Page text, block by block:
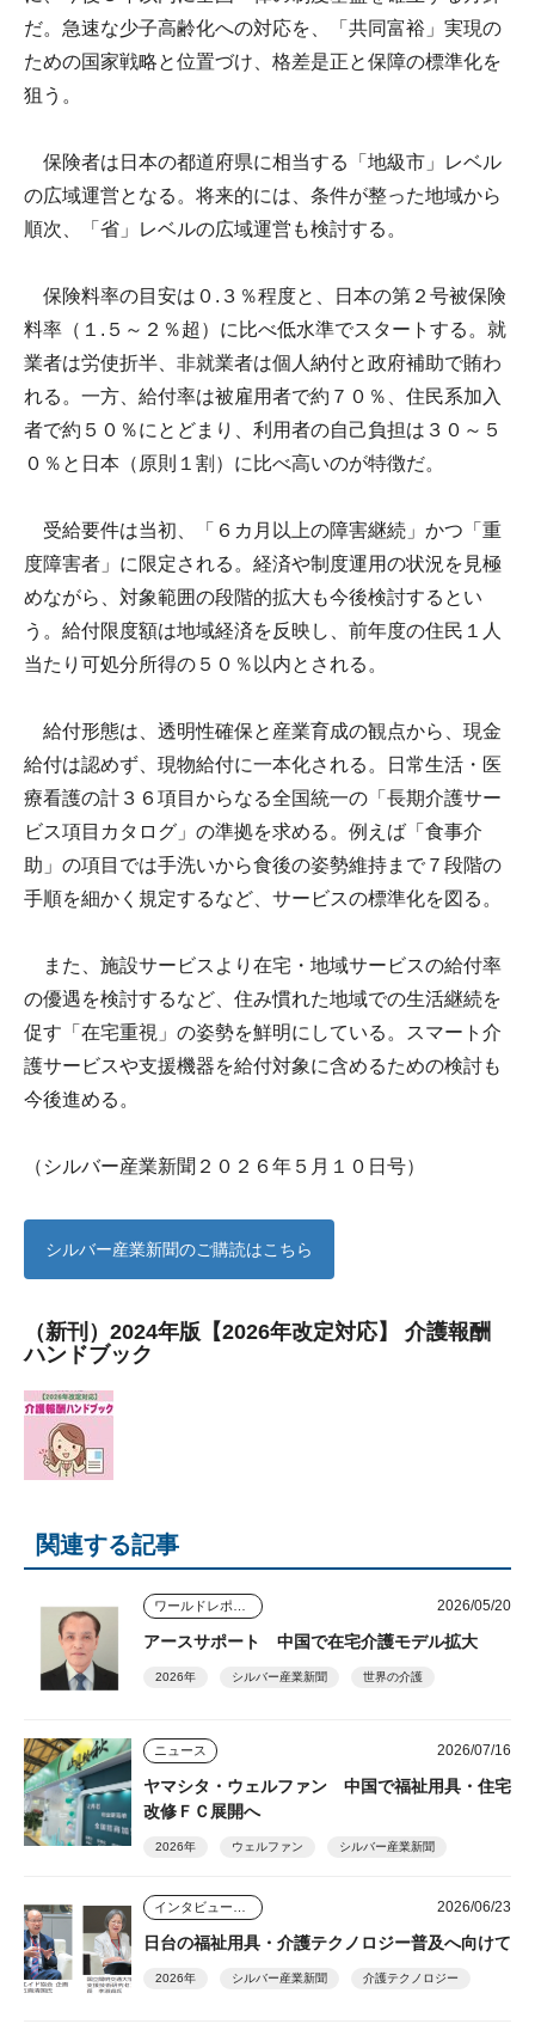
だ。急速な少子高齢化への対応を、「共同富裕」実現の
ための国家戦略と位置づけ、格差是正と保障の標準化を
狙う。
保険者は日本の都道府県に相当する「地級市」レベル
の広域運営となる。将来的には、条件が整った地域から
順次、「省」レベルの広域運営も検討する。
保険料率の目安は０.３％程度と、日本の第２号被保険
料率（１.５～２％超）に比べ低水準でスタートする。就
業者は労使折半、非就業者は個人納付と政府補助で賄わ
れる。一方、給付率は被雇用者で約７０％、住民系加入
者で約５０％にとどまり、利用者の自己負担は３０～５
０％と日本（原則１割）に比べ高いのが特徴だ。
受給要件は当初、「６カ月以上の障害継続」かつ「重
度障害者」に限定される。経済や制度運用の状況を見極
めながら、対象範囲の段階的拡大も今後検討するとい
う。給付限度額は地域経済を反映し、前年度の住民１人
当たり可処分所得の５０％以内とされる。
給付形態は、透明性確保と産業育成の観点から、現金
給付は認めず、現物給付に一本化される。日常生活・医
療看護の計３６項目からなる全国統一の「長期介護サー
ビス項目カタログ」の準拠を求める。例えば「食事介
助」の項目では手洗いから食後の姿勢維持まで７段階の
手順を細かく規定するなど、サービスの標準化を図る。
また、施設サービスより在宅・地域サービスの給付率
の優遇を検討するなど、住み慣れた地域での生活継続を
促す「在宅重視」の姿勢を鮮明にしている。スマート介
護サービスや支援機器を給付対象に含めるための検討も
今後進める。
（シルバー産業新聞２０２６年５月１０日号）
シルバー産業新聞のご購読はこちら
（新刊）2024年版【2026年改定対応】 介護報酬
ハンドブック
関連する記事
2026/05/20
アースサポート 中国で在宅介護モデル拡大
2026年 シルバー産業新聞 世界の介護
ニュース 2026/07/16
ヤマシタ・ウェルファン 中国で福祉用具・住宅
改修ＦＣ展開へ
2026年 ウェルファン シルバー産業新聞
2026/06/23
日台の福祉用具・介護テクノロジー普及へ向けて
2026年 シルバー産業新聞 介護テクノロジー